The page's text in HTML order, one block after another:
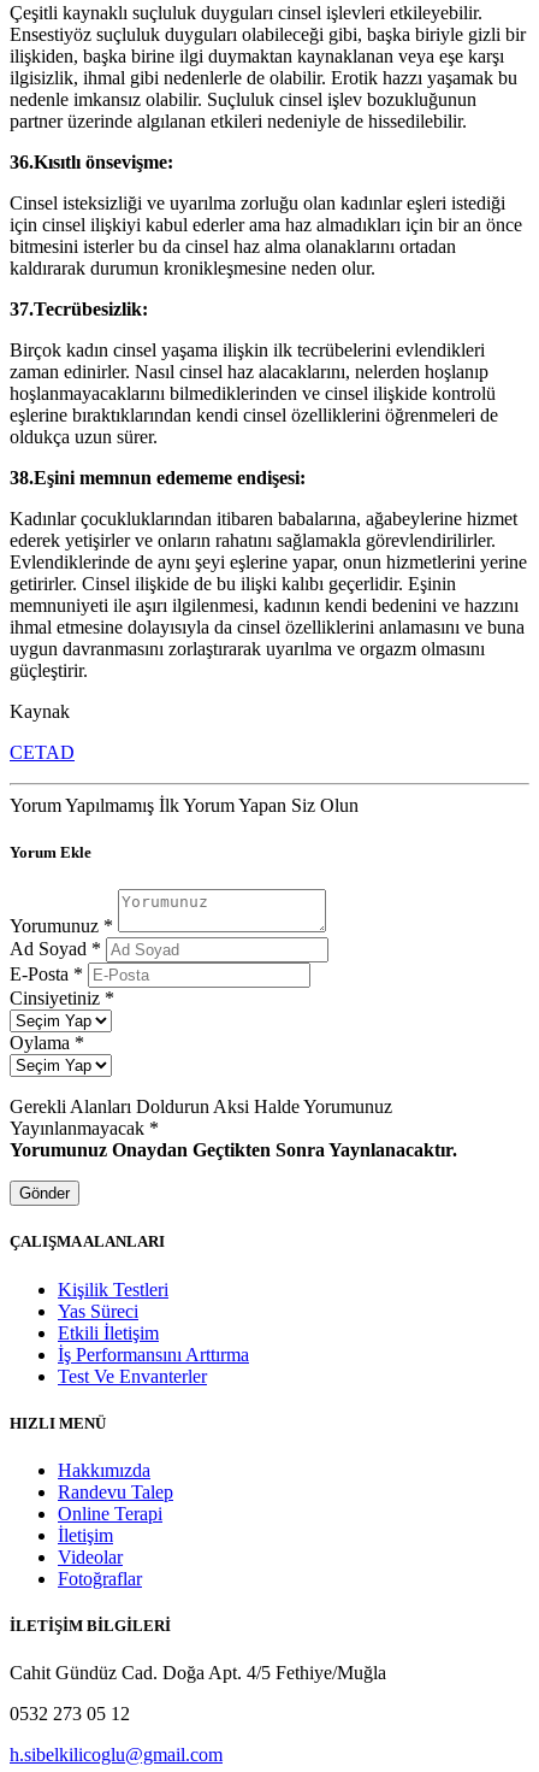
Çeşitli kaynaklı suçluluk duyguları cinsel işlevleri etkileyebilir.
Ensestiyöz suçluluk duyguları olabileceği gibi, başka biriyle gizli bir
ilişkiden, başka birine ilgi duymaktan kaynaklanan veya eşe karşı
ilgisizlik, ihmal gibi nedenlerle de olabilir. Erotik hazzı yaşamak bu
nedenle imkansız olabilir. Suçluluk cinsel işlev bozukluğunun
partner üzerinde algılanan etkileri nedeniyle de hissedilebilir.
36.Kısıtlı önsevişme:
Cinsel isteksizliği ve uyarılma zorluğu olan kadınlar eşleri istediği
için cinsel ilişkiyi kabul ederler ama haz almadıkları için bir an önce
bitmesini isterler bu da cinsel haz alma olanaklarını ortadan
kaldırarak durumun kronikleşmesine neden olur.
37.Tecrübesizlik:
Birçok kadın cinsel yaşama ilişkin ilk tecrübelerini evlendikleri
zaman edinirler. Nasıl cinsel haz alacaklarını, nelerden hoşlanıp
hoşlanmayacaklarını bilmediklerinden ve cinsel ilişkide kontrolü
eşlerine bıraktıklarından kendi cinsel özelliklerini öğrenmeleri de
oldukça uzun sürer.
38.Eşini memnun edememe endişesi:
Kadınlar çocukluklarından itibaren babalarına, ağabeylerine hizmet
ederek yetişirler ve onların rahatını sağlamakla görevlendirilirler.
Evlendiklerinde de aynı şeyi eşlerine yapar, onun hizmetlerini yerine
getirirler. Cinsel ilişkide de bu ilişki kalıbı geçerlidir. Eşinin
memnuniyeti ile aşırı ilgilenmesi, kadının kendi bedenini ve hazzını
ihmal etmesine dolayısıyla da cinsel özelliklerini anlamasını ve buna
uygun davranmasını zorlaştırarak uyarılma ve orgazm olmasını
güçleştirir.
Kaynak
CETAD
Yorum Yapılmamış İlk Yorum Yapan Siz Olun
Yorum Ekle
Yorumunuz *
Ad Soyad *
E-Posta *
Cinsiyetiniz *
Oylama *
Gerekli Alanları Doldurun Aksi Halde Yorumunuz
Yayınlanmayacak *
Yorumunuz Onaydan Geçtikten Sonra Yaynlanacaktır.
Gönder
ÇALIŞMA ALANLARI
Kişilik Testleri
Yas Süreci
Etkili İletişim
İş Performansını Arttırma
Test Ve Envanterler
HIZLI MENÜ
Hakkımızda
Randevu Talep
Online Terapi
İletişim
Videolar
Fotoğraflar
İLETİŞİM BİLGİLERİ
Cahit Gündüz Cad. Doğa Apt. 4/5 Fethiye/Muğla
0532 273 05 12
h.sibelkilicoglu@gmail.com